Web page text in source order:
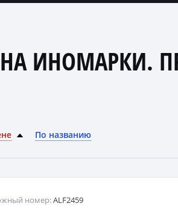
ИНОМАРКИ.
По названию
номер:ALF2459